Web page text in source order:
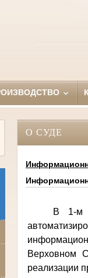
О СУДЕ
В 1-м
Верховном
реализации